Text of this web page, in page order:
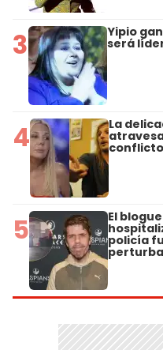
3 Yipio
será
4 La
conflicto
5 El
policía